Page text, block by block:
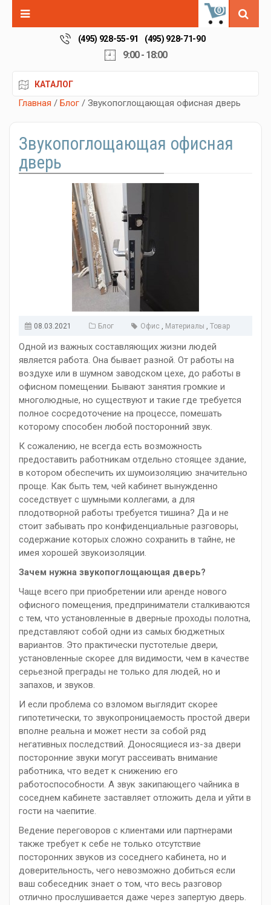
0
(495) 928-55-91 (495) 928-71-90
9:00 - 18:00
КАТАЛОГ
Главная / Блог / Звукопоглощающая офисная дверь
Звукопоглощающая офисная
дверь
08.03.2021 Блог Офис , Материалы , Товар
Одной из важных составляющих жизни людей
является работа. Она бывает разной. От работы на
воздухе или в шумном заводском цехе, до работы в
офисном помещении. Бывают занятия громкие и
многолюдные, но существуют и такие где требуется
полное сосредоточение на процессе, помешать
которому способен любой посторонний звук.
К сожалению, не всегда есть возможность
предоставить работникам отдельно стоящее здание,
в котором обеспечить их шумоизоляцию значительно
проще. Как быть тем, чей кабинет вынужденно
соседствует с шумными коллегами, а для
плодотворной работы требуется тишина? Да и не
стоит забывать про конфиденциальные разговоры,
содержание которых сложно сохранить в тайне, не
имея хорошей звукоизоляции.
Зачем нужна звукопоглощающая дверь?
Чаще всего при приобретении или аренде нового
офисного помещения, предприниматели сталкиваются
с тем, что установленные в дверные проходы полотна,
представляют собой одни из самых бюджетных
вариантов. Это практически пустотелые двери,
установленные скорее для видимости, чем в качестве
серьезной преграды не только для людей, но и
запахов, и звуков.
И если проблема со взломом выглядит скорее
гипотетически, то звукопроницаемость простой двери
вполне реальна и может нести за собой ряд
негативных последствий. Доносящиеся из-за двери
посторонние звуки могут рассеивать внимание
работника, что ведет к снижению его
работоспособности. А звук закипающего чайника в
соседнем кабинете заставляет отложить дела и уйти в
гости на чаепитие.
Ведение переговоров с клиентами или партнерами
также требует к себе не только отсутствие
посторонних звуков из соседнего кабинета, но и
доверительность, чего невозможно добиться если
ваш собеседник знает о том, что весь разговор
отлично прослушивается даже через запертую дверь.